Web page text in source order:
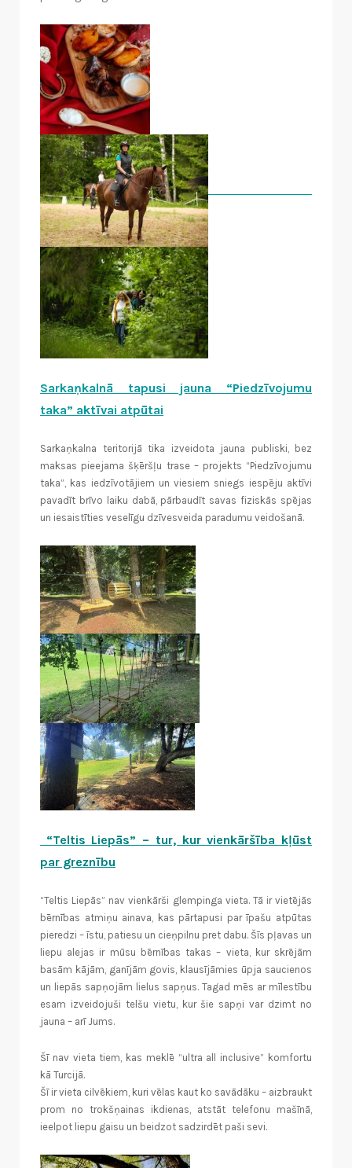
Sarkaņkalnā tapusi jauna “Piedzīvojumu
taka” aktīvai atpūtai
Sarkaņkalna teritorijā tika izveidota jauna publiski, bez
maksas pieejama šķēršļu trase – projekts “Piedzīvojumu
taka”, kas iedzīvotājiem un viesiem sniegs iespēju aktīvi
pavadīt brīvo laiku dabā, pārbaudīt savas fiziskās spējas
un iesaistīties veselīgu dzīvesveida paradumu veidošanā.
“Teltis Liepās” – tur, kur vienkāršība kļūst
par greznību
“Teltis Liepās” nav vienkārši glempinga vieta. Tā ir vietējās
bērnības atmiņu ainava, kas pārtapusi par īpašu atpūtas
pieredzi – īstu, patiesu un cieņpilnu pret dabu. Šīs pļavas un
liepu alejas ir mūsu bērnības takas – vieta, kur skrējām
basām kājām, ganījām govis, klausījāmies ūpja saucienos
un liepās sapņojām lielus sapņus. Tagad mēs ar mīlestību
esam izveidojuši telšu vietu, kur šie sapņi var dzimt no
jauna – arī Jums.
Šī nav vieta tiem, kas meklē “ultra all inclusive” komfortu
kā Turcijā.
Šī ir vieta cilvēkiem, kuri vēlas kaut ko savādāku – aizbraukt
prom no trokšņainas ikdienas, atstāt telefonu mašīnā,
ieelpot liepu gaisu un beidzot sadzirdēt paši sevi.